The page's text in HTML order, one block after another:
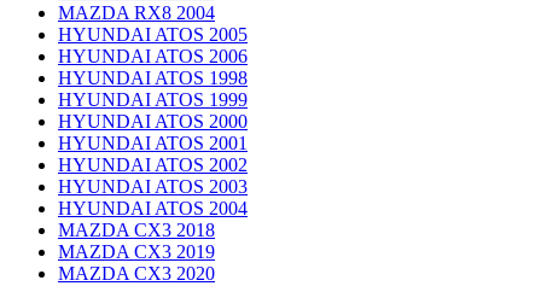
MAZDA RX8 2004
HYUNDAI ATOS 2005
HYUNDAI ATOS 2006
HYUNDAI ATOS 1998
HYUNDAI ATOS 1999
HYUNDAI ATOS 2000
HYUNDAI ATOS 2001
HYUNDAI ATOS 2002
HYUNDAI ATOS 2003
HYUNDAI ATOS 2004
MAZDA CX3 2018
MAZDA CX3 2019
MAZDA CX3 2020